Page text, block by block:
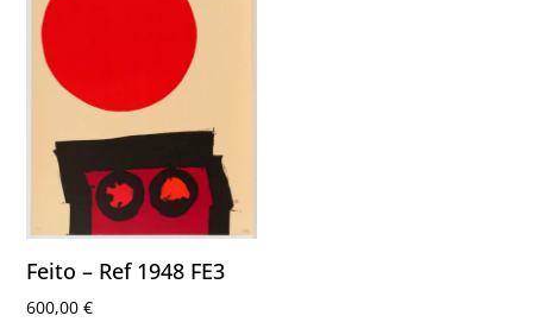
Feito – Ref 1948 FE3
600,00€